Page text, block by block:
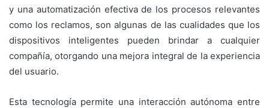
y una automatización efectiva de los procesos relevantes
como los reclamos, son algunas de las cualidades que los
dispositivos inteligentes pueden brindar a cualquier
compañía, otorgando una mejora integral de la experiencia
del usuario.
Esta tecnología permite una interacción autónoma entre